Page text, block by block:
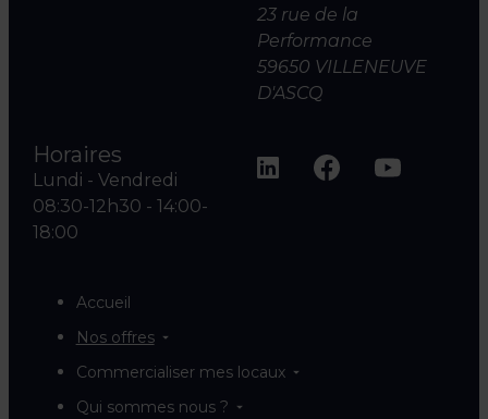
23 rue de la
Performance
59650 VILLENEUVE
D'ASCQ
Horaires
Lundi - Vendredi
08:30-12h30 - 14:00-
18:00
Accueil
Nos offres
Commercialiser mes locaux
Qui sommes nous ?